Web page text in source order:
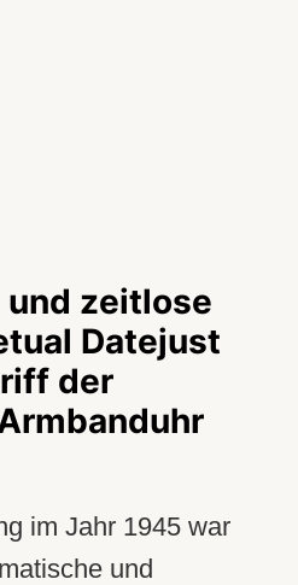
und zeitlose
Datejust
der
im Jahr 1945 war
und